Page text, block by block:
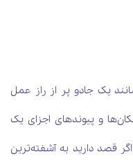
یک جادو پر از راز عمل
و پیوند‌های اجزای یک
قصد دارید به آشفته‌ترین